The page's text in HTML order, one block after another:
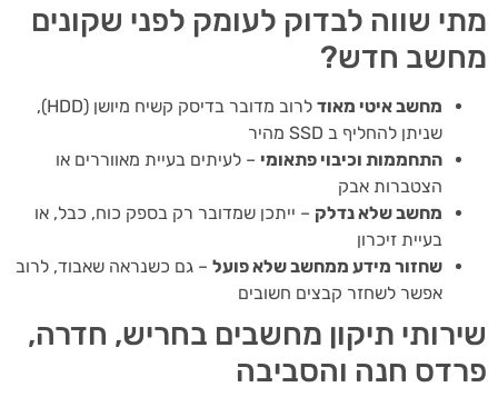
שווה לבדוק לעומק לפני שקונים
חדש?
מחשב איטי מאוד
לרוב מדובר בדיסק קשיח מיושן (HDD),
שניתן להחליף ב SSD מהיר
התחממות וכיבוי פתאומי– לעיתים בעיית מאווררים או
הצטברות אבק
מחשב שלא נדלק– ייתכן שמדובר רק בספק כוח, כבל, או
בעיית זיכרון
שחזור מידע ממחשב שלא פועל– גם כשנראה שאבוד, לרוב
אפשר לשחזר קבצים חשובים
תיקון מחשבים בחריש, חדרה,
חנה והסביבה